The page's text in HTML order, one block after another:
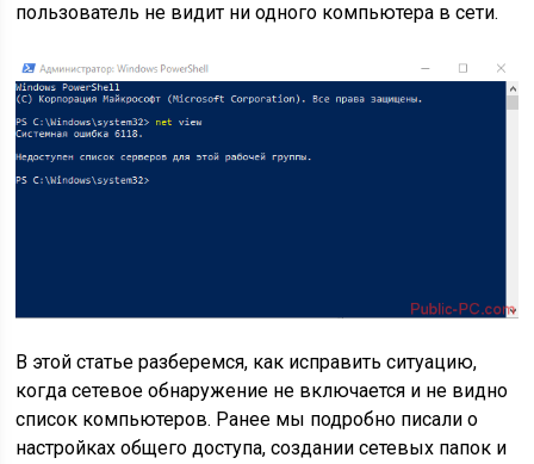
пользователь не видит ни одного компьютера в сети.
В этой статье разберемся, как исправить ситуацию,
когда сетевое обнаружение не включается и не видно
список компьютеров. Ранее мы подробно писали о
настройках общего доступа, создании сетевых папок и